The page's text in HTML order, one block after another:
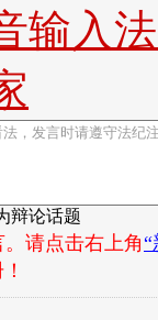
输入
辩论话题
。请点击右上角“